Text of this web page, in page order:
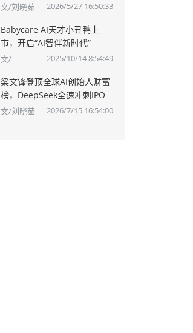
文/刘晓茹 2026/5/27 16:50:33
Babycare AI天才小丑鸭上
市，开启“AI智伴新时代”
文/ 2025/10/14 8:54:49
梁文锋登顶全球AI创始人财富
榜，DeepSeek全速冲刺IPO
文/刘晓茹 2026/7/15 16:54:00